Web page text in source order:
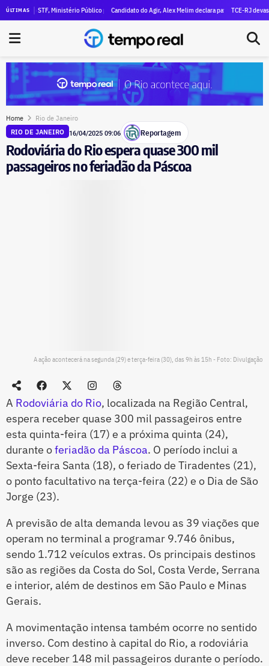
ÚLTIMAS
47 milhões em patrimônio
STF, Ministério Público pede execução da condenação e da inelegibilidade de Garotinho
Candidato do Agir, Alex Melim declara patrimônio de R$ 30
TCE-RJ devassa
Home Rio de Janeiro
RIO DE JANEIRO 16/04/2025 09:06 Reportagem
Rodoviária do Rio espera quase 300 mil
passageiros no feriadão da Páscoa
A ação acontecerá na segunda (29) e terça-feira (30), das 9h às 15h - Foto: Divulgação
A Rodoviária do Rio, localizada na Região Central,
espera receber quase 300 mil passageiros entre
esta quinta-feira (17) e a próxima quinta (24),
durante oferiadão da Páscoa. O período inclui a
Sexta-feira Santa (18), o feriado de Tiradentes (21),
o ponto facultativo na terça-feira (22) e o Dia de São
Jorge (23).
A previsão de alta demanda levou as 39 viações que
operam no terminal a programar 9.746 ônibus,
sendo 1.712 veículos extras. Os principais destinos
são as regiões da Costa do Sol, Costa Verde, Serrana
e interior, além de destinos em São Paulo e Minas
Gerais.
A movimentação intensa também ocorre no sentido
inverso. Com destino à capital do Rio, a rodoviária
deve receber 148 mil passageiros durante o período.